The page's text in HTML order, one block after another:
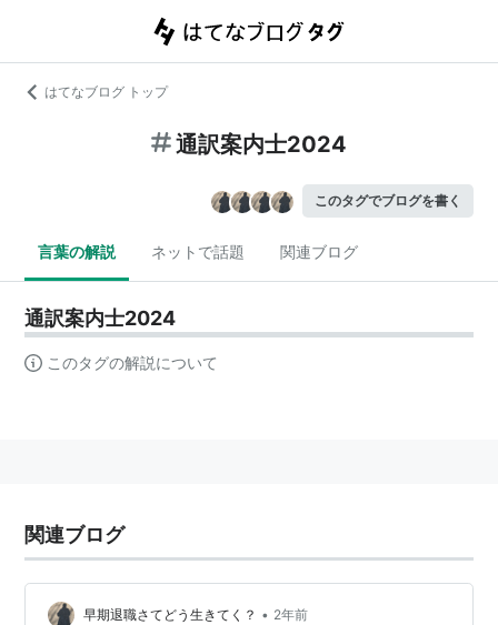
はてなブログ トップ
通訳案内士2024
このタグでブログを書く
言葉の解説 ネットで話題 関連ブログ
通訳案内士2024
このタグの解説について
関連ブログ
早期退職さてどう生きてく？ • 2年前